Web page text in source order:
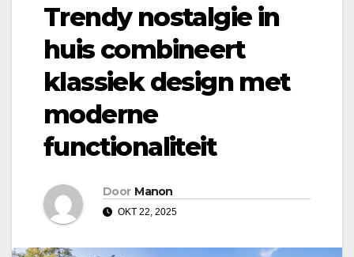
Trendy nostalgie in
huis combineert
klassiek design met
moderne
functionaliteit
Door Manon
OKT 22, 2025